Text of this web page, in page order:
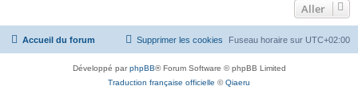
Aller
Accueil du forum Fuseau horaire sur UTC+02:00
Supprimer les cookies
Développé parphpBB® Forum Software © phpBB Limited
Traduction française officielle ©Qiaeru